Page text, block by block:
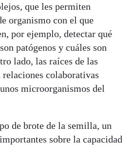
que les permiten
organismo con el que
por ejemplo, detectar qué
patógenos y cuáles son
lado, las raíces de las
relaciones colaborativas
microorganismos del
de brote de la semilla, un
sobre la capacidad